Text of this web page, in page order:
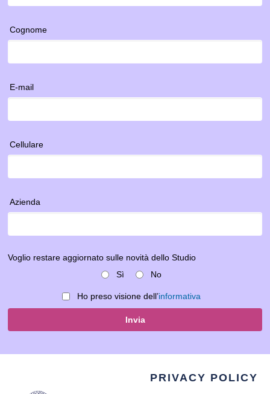
Cognome
E-mail
Cellulare
Azienda
Voglio restare aggiornato sulle novità dello Studio
Sì
No
Ho preso visione dell’informativa
Invia
PRIVACY POLICY